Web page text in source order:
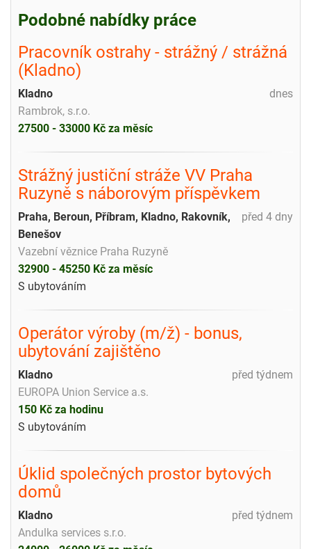
Podobné nabídky práce
Pracovník ostrahy - strážný / strážná
(Kladno)
dnes
Kladno
Rambrok, s.r.o.
27500 - 33000 Kč za měsíc
Strážný justiční stráže VV Praha
Ruzyně s náborovým příspěvkem
před 4 dny
Praha, Beroun, Příbram, Kladno, Rakovník,
Benešov
Vazební věznice Praha Ruzyně
32900 - 45250 Kč za měsíc
S ubytováním
Operátor výroby (m/ž) - bonus,
ubytování zajištěno
před týdnem
Kladno
EUROPA Union Service a.s.
150 Kč za hodinu
S ubytováním
Úklid společných prostor bytových
domů
před týdnem
Kladno
Andulka services s.r.o.